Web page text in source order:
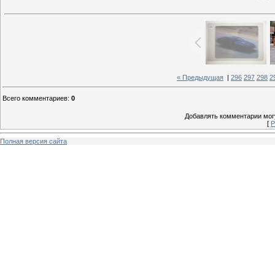
« Предыдущая 296 297 298
Всего комментариев: 0
Добавлять комментарии
[
Полная версия сайта